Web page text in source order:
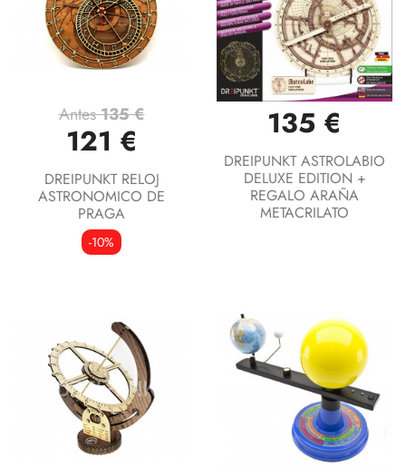
Antes135 €
121 €
DREIPUNKT RELOJ
ASTRONOMICO DE
PRAGA
-10%
135 €
DREIPUNKT ASTROLABIO
DELUXE EDITION +
REGALO ARAÑA
METACRILATO